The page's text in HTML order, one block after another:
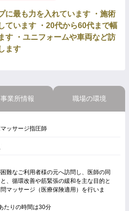
に最も力を入れています ・施術
ています ・20代から60代まで幅
す ・ユニフォームや車両など訪
ます
事業所情報 職場の環境
ッサージ指圧師
難なご利用者様の元へ訪問し、医師の同
、循環改善や筋緊張の緩和を主な目的と
マッサージ（医療保険適用）を行いま
たりの時間は30分